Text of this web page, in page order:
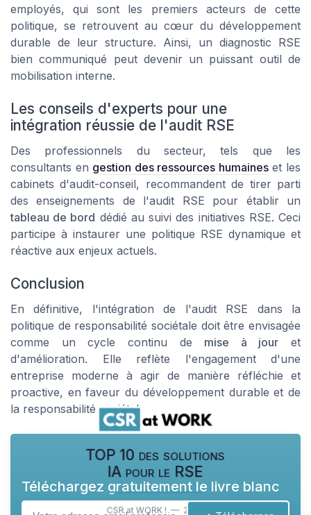
employés, qui sont les premiers acteurs de cette
politique, se retrouvent au cœur du développement
durable de leur structure. Ainsi, un diagnostic RSE
bien communiqué peut devenir un puissant outil de
mobilisation interne.
Les conseils d'experts pour une
intégration réussie de l'audit RSE
Des professionnels du secteur, tels que les
consultants en gestion des ressources humaineset les
cabinets d'audit-conseil, recommandent de tirer parti
des enseignements de l'audit RSE pour établir un
tableau de bord dédié au suivi des initiatives RSE. Ceci
participe à instaurer une politique RSE dynamique et
réactive aux enjeux actuels.
Conclusion
En définitive, l'intégration de l'audit RSE dans la
politique de responsabilité sociétale doit être envisagée
comme un cycle continu de mise à jour et
d'amélioration. Elle reflète l'engagement d'une
entreprise moderne à agir de manière réfléchie et
proactive, en faveur du développement durable et de
la responsabilité sociétale.
TOP 10 des solutions
IA pour le RSE
CSR at WORK ! — 2026
Téléchargez gratuitement le livre blanc